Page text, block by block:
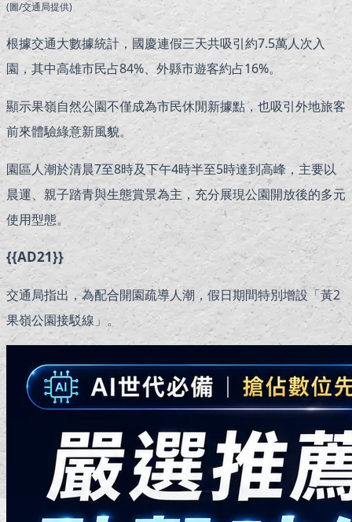
(圖/交通局提供)
根據交通大數據統計，國慶連假三天共吸引約7.5萬人次入
園，其中高雄市民占84%、外縣市遊客約占16%。
顯示果嶺自然公園不僅成為市民休閒新據點，也吸引外地旅客
前來體驗綠意新風貌。
園區人潮於清晨7至8時及下午4時半至5時達到高峰，主要以
晨運、親子踏青與生態賞景為主，充分展現公園開放後的多元
使用型態。
{{AD21}}
交通局指出，為配合開園疏導人潮，假日期間特別增設「黃2
果嶺公園接駁線」。